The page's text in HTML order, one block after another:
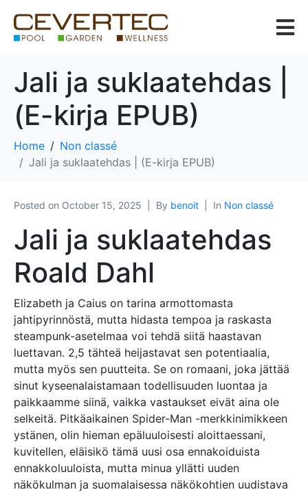
Jali ja suklaatehdas |
(E-kirja EPUB)
Home
Non classé
Jali ja suklaatehdas | (E-kirja EPUB)
Posted on October 15, 2025 By benoit In Non classé
Jali ja suklaatehdas
Roald Dahl
Elizabeth ja Caius on tarina armottomasta
jahtipyrinnöstä, mutta hidasta tempoa ja raskasta
steampunk-asetelmaa voi tehdä siitä haastavan
luettavan. 2,5 tähteä heijastavat sen potentiaalia,
mutta myös sen puutteita. Se on romaani, joka jättää
sinut kyseenalaistamaan todellisuuden luontaa ja
paikkaamme siinä, vaikka vastaukset eivät aina ole
selkeitä. Pitkäaikainen Spider-Man -merkkinimikkeen
ystänen, olin hieman epäluuloisesti aloittaessani,
kuvitellen, eläisikö tämä uusi osa ennakoiduista
ennakkoluuloista, mutta minua yllätti uuden
näkökulman ja suomalaisessa näkökohtien uudistava